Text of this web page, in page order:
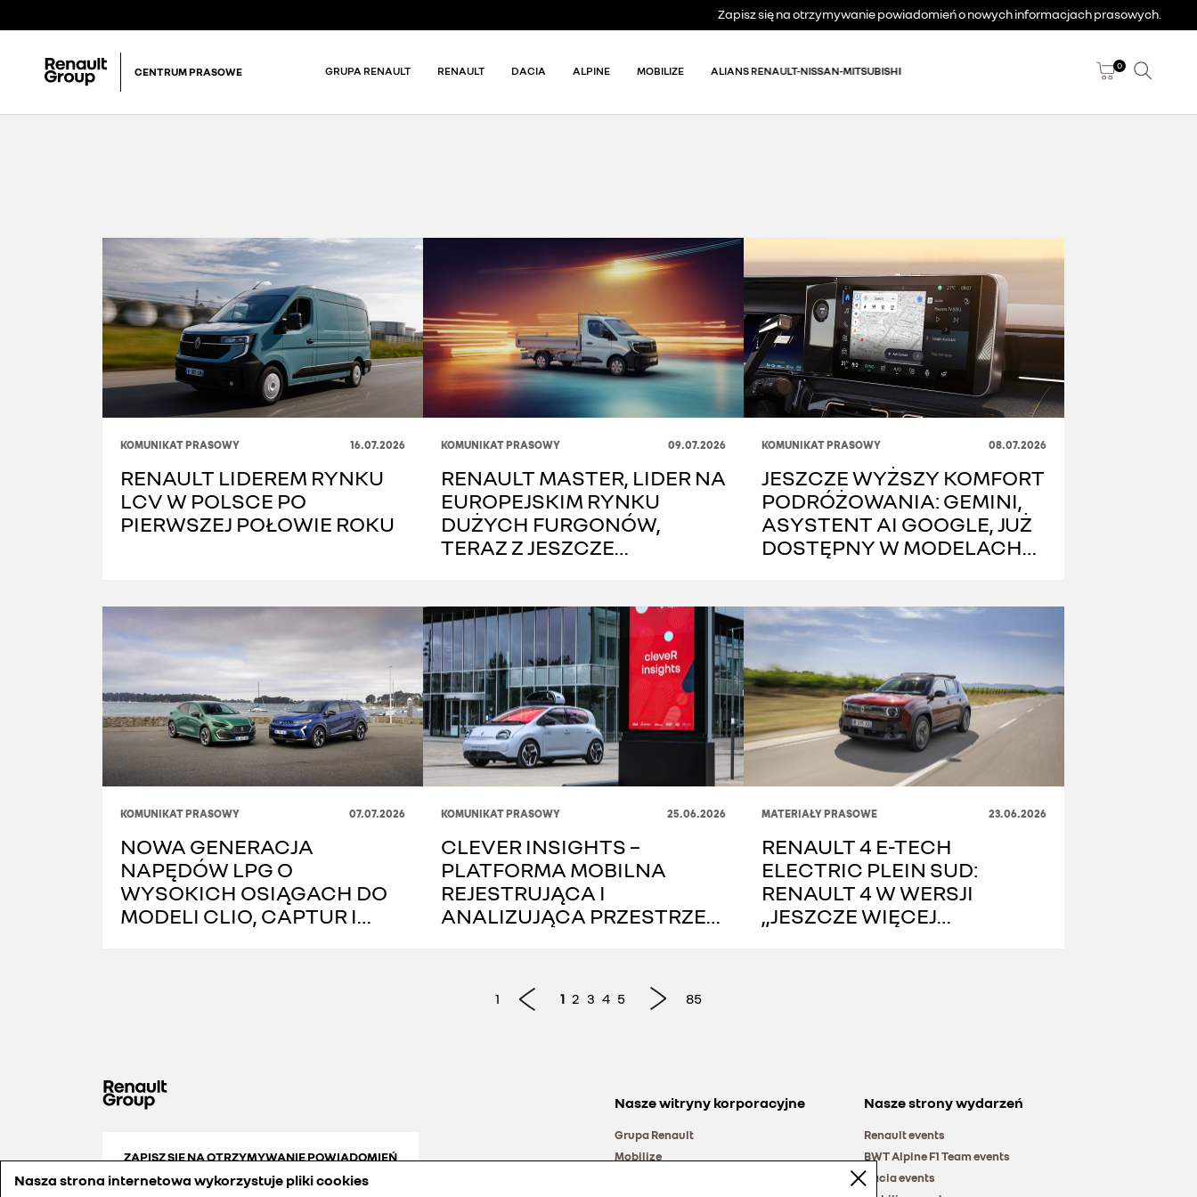
Zapisz się na otrzymywanie powiadomień o nowych informacjach prasowych.
CENTRUM PRASOWE GRUPA RENAULT RENAULT DACIA ALPINE MOBILIZE ALIANS RENAULT-NISSAN-MITSUBISHI 0
KOMUNIKAT PRASOWY 16.07.2026
RENAULT LIDEREM RYNKU
LCV W POLSCE PO
PIERWSZEJ POŁOWIE ROKU
KOMUNIKAT PRASOWY 09.07.2026
RENAULT MASTER, LIDER NA
EUROPEJSKIM RYNKU
DUŻYCH FURGONÓW,
TERAZ Z JESZCZE
KOMUNIKAT PRASOWY 08.07.2026
JESZCZE WYŻSZY KOMFORT
PODRÓŻOWANIA: GEMINI,
ASYSTENT AI GOOGLE, JUŻ
DOSTĘPNY W MODELACH
KOMUNIKAT PRASOWY 07.07.2026
NOWA GENERACJA
NAPĘDÓW LPG O
WYSOKICH OSIĄGACH DO
MODELI CLIO, CAPTUR I
KOMUNIKAT PRASOWY 25.06.2026
CLEVER INSIGHTS –
PLATFORMA MOBILNA
REJESTRUJĄCA I
ANALIZUJĄCA PRZESTRZEŃ
MATERIAŁY PRASOWE 23.06.2026
RENAULT 4 E-TECH
ELECTRIC PLEIN SUD:
RENAULT 4 W WERSJI
„JESZCZE WIĘCEJ
1 1 2 3 4 5 85
ZAPISZ SIĘ NA OTRZYMYWANIE POWIADOMIEŃ
Nasze witryny korporacyjne
Grupa Renault
Mobilize
Nasze strony wydarzeń
Renault events
BWT Alpine F1 Team events
Dacia events
Nasza strona internetowa wykorzystuje pliki cookies